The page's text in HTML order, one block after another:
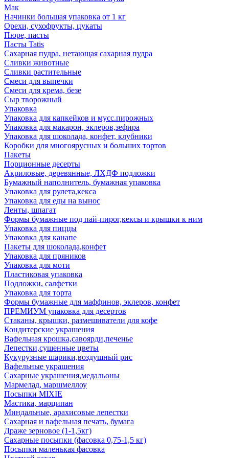
Мак
Начинки большая упаковка от 1 кг
Орехи, сухофрукты, цукаты
Пюре, пасты
Пасты Tatis
Сахарная пудра, нетающая сахарная пудра
Сливки животные
Сливки растительные
Смеси для выпечки
Смеси для крема, безе
Сыр творожный
Упаковка
Упаковка для капкейков и мусс.пирожных
Упаковка для макарон, эклеров,зефира
Упаковка для шоколада, конфет, клубники
Коробки для многоярусных и больших тортов
Пакеты
Порционные десерты
Акриловые, деревянные, ЛХДФ подложки
Бумажный наполнитель, бумажная упаковка
Упаковка для рулета,кекса
Упаковка для еды на вынос
Ленты, шпагат
Формы бумажные под пай-пирог,кексы и крышки к ним
Упаковка для пиццы
Упаковка для канапе
Пакеты для шоколада,конфет
Упаковка для пряников
Упаковка для моти
Пластиковая упаковка
Подложки, салфетки
Упаковка для торта
Формы бумажные для маффинов, эклеров, конфет
ПРЕМИУМ упаковка для десертов
Стаканы, крышки, размешиватели для кофе
Кондитерские украшения
Вафельная крошка,савоярди,печенье
Лепестки,сушенные цветы
Кукурузные шарики,воздушный рис
Вафельные украшения
Сахарные украшения,медальоны
Мармелад, маршмеллоу
Посыпки MIXIE
Мастика, марципан
Миндальные, арахисовые лепестки
Сахарная и вафельная печать, бумага
Драже зерновое (1-1,5кг)
Сахарные посыпки (фасовка 0,75-1,5 кг)
Посыпки маленькая фасовка